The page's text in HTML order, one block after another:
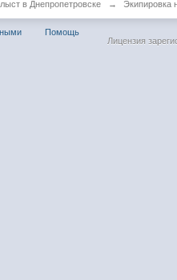
в Днепропетровске → Экипировка
Помощь
Лицензия